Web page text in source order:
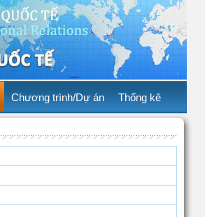
Chương trình/Dự án Thống kê